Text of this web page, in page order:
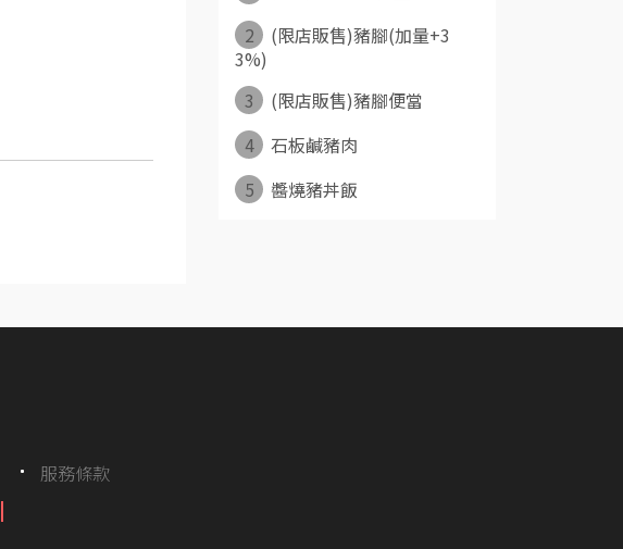
2
(限店販售)豬腳(加量+3
3%)
3
(限店販售)豬腳便當
4
石板鹹豬肉
5
醬燒豬丼飯
服務條款